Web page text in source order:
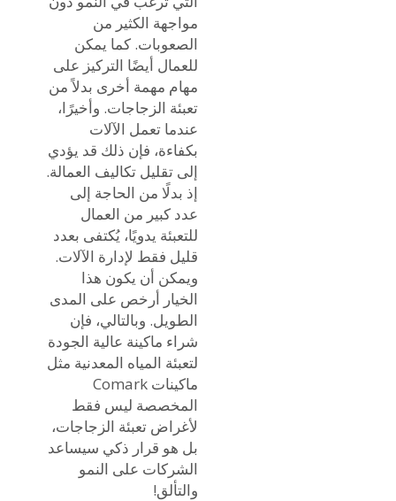
مواجهة الكثير من
الصعوبات. كما يمكن
للعمال أيضًا التركيز على
مهام مهمة أخرى بدلاً من
تعبئة الزجاجات. وأخيرًا،
عندما تعمل الآلات
بكفاءة، فإن ذلك قد يؤدي
إلى تقليل تكاليف العمالة.
إذ بدلًا من الحاجة إلى
عدد كبير من العمال
للتعبئة يدويًا، يُكتفى بعدد
قليل فقط لإدارة الآلات.
ويمكن أن يكون هذا
الخيار أرخص على المدى
الطويل. وبالتالي، فإن
شراء ماكينة عالية الجودة
لتعبئة المياه المعدنية مثل
ماكينات Comark
المخصصة ليس فقط
لأغراض تعبئة الزجاجات،
بل هو قرار ذكي سيساعد
الشركات على النمو
والتألق!